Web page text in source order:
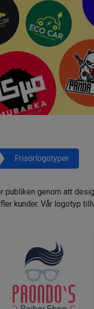
Frisörlogotyper
publiken genom att
kunder. Vår logotyp